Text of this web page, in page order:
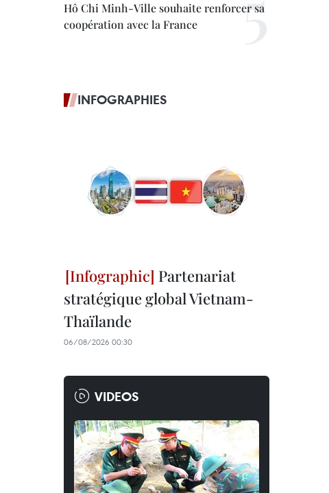
Hô Chi Minh-Ville souhaite renforcer sa
coopération avec la France
INFOGRAPHIES
Partenariat
stratégique global Vietnam-
Thaïlande
06/08/2026 00:30
VIDEOS